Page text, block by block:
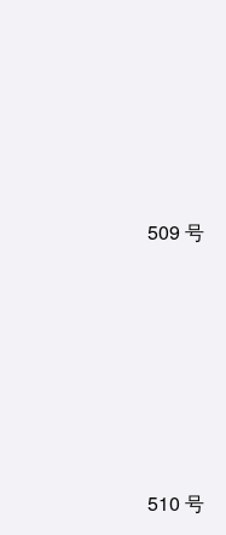
509 号
510 号